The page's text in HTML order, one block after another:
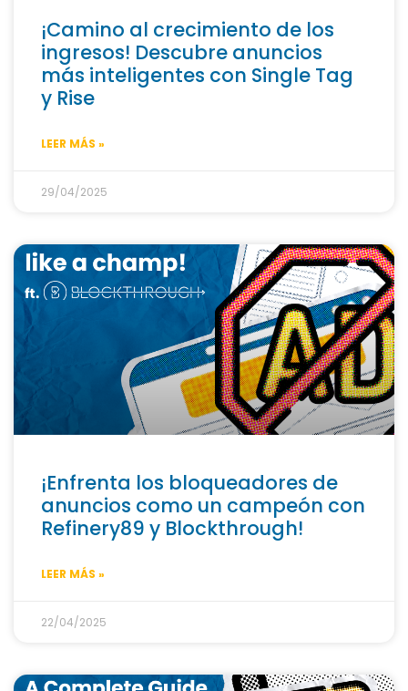
¡Camino al crecimiento de los
ingresos! Descubre anuncios
más inteligentes con Single Tag
y Rise
LEER MÁS »
29/04/2025
¡Enfrenta los bloqueadores de
anuncios como un campeón con
Refinery89 y Blockthrough!
LEER MÁS »
22/04/2025